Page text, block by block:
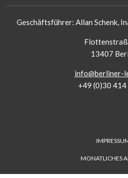
Geschäftsführer: Allan Schenk,
13407
info@berliner-
+49 (0)30 414
MONATLICHES